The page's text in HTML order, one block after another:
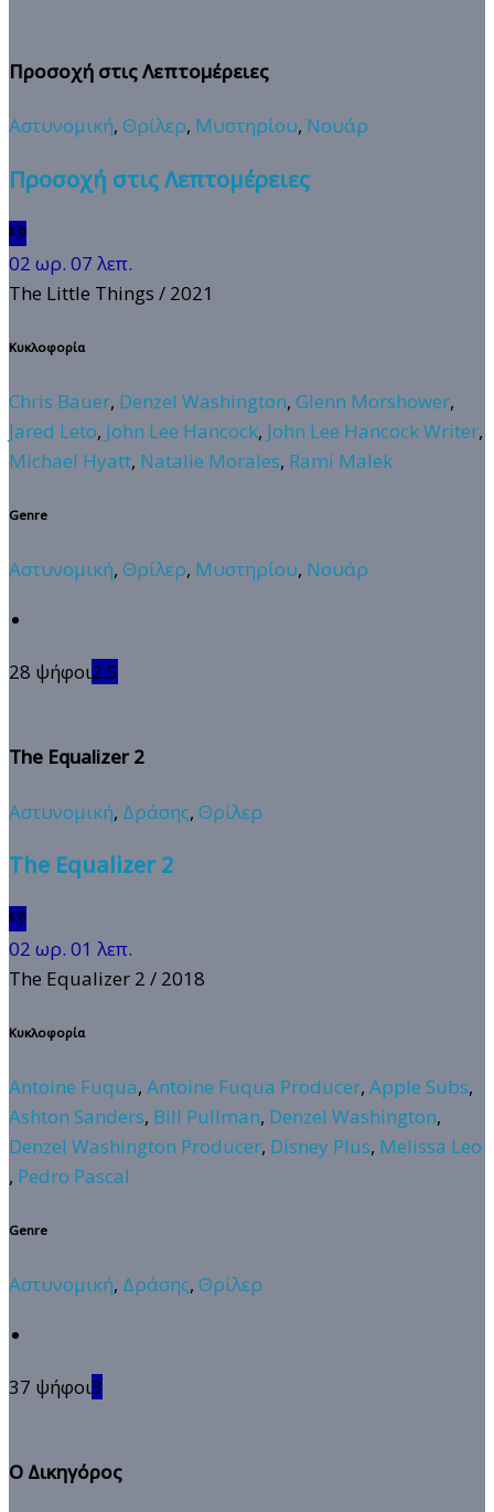
Προσοχή στις Λεπτομέρειες
Αστυνομική, Θρίλερ, Μυστηρίου, Νουάρ
Προσοχή στις Λεπτομέρειες
👎
02 ωρ. 07 λεπ.
The Little Things / 2021
Κυκλοφορία
Chris Bauer, Denzel Washington, Glenn Morshower,
Jared Leto, John Lee Hancock, John Lee Hancock Writer,
Michael Hyatt, Natalie Morales, Rami Malek
Genre
Αστυνομική, Θρίλερ, Μυστηρίου, Νουάρ
28 ψήφοι2.5
The Equalizer 2
Αστυνομική, Δράσης, Θρίλερ
The Equalizer 2
👎
02 ωρ. 01 λεπ.
The Equalizer 2 / 2018
Κυκλοφορία
Antoine Fuqua, Antoine Fuqua Producer, Apple Subs,
Ashton Sanders, Bill Pullman, Denzel Washington,
Denzel Washington Producer, Disney Plus, Melissa Leo
, Pedro Pascal
Genre
Αστυνομική, Δράσης, Θρίλερ
37 ψήφοι3
Ο Δικηγόρος